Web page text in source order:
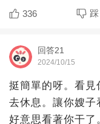
當主人了，再回嫂
336 踩
回答21
2024/10/15
挺簡單的呀。看
去休息。讓你嫂子
好意思看著你干了